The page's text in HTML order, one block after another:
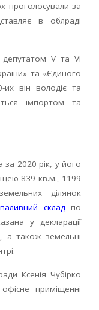
проголосували за
в облраді
депутатом V та VI
та «Єдиного
их він володіє та
імпортом та
за 2020 рік, у його
839 кв.м., 1199
ділянок
паливний складпо
у декларації
а також земельні
Ксенія Чубірко
приміщенні